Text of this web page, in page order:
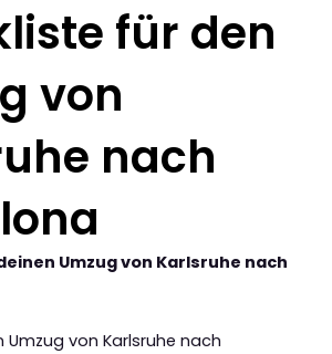
für den
von
nach
Umzug von Karlsruhe nach
Umzug von Karlsruhe nach